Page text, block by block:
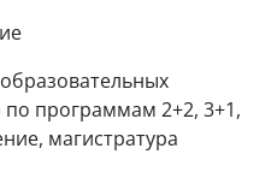
по программам 2+2, 3+1,
магистратура